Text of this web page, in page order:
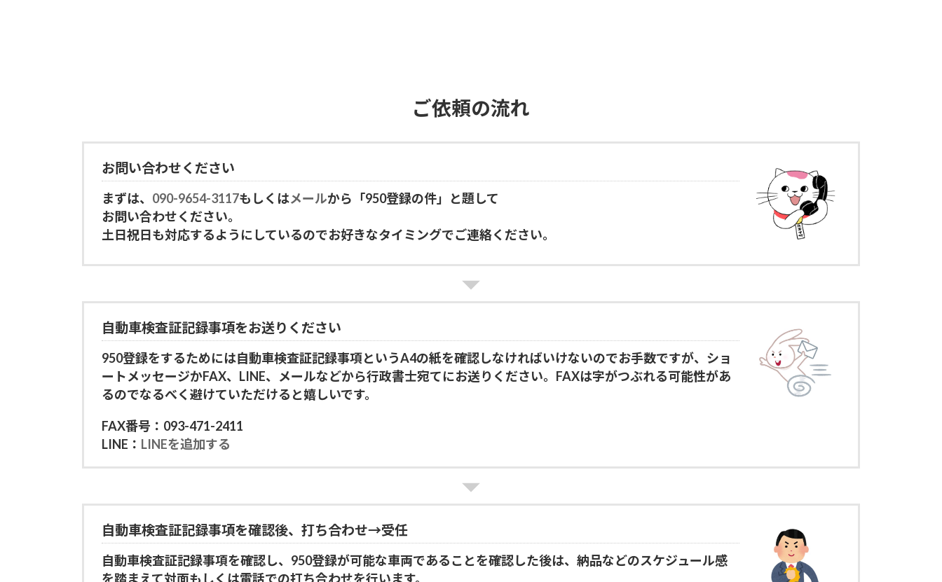
ご依頼の流れ
お問い合わせください
まずは、 090-9654-3117もしくはメールから「950登録の件」と題して
お問い合わせください。
土日祝日も対応するようにしているのでお好きなタイミングでご連絡ください。
自動車検査証記録事項をお送りください
950登録をするためには自動車検査証記録事項というA4の紙を確認しなければいけないのでお手数ですが、ショ
ートメッセージかFAX、LINE、メールなどから行政書士宛てにお送りください。FAXは字がつぶれる可能性があ
るのでなるべく避けていただけると嬉しいです。
FAX番号：093-471-2411
LINE： LINEを追加する
自動車検査証記録事項を確認後、打ち合わせ→受任
自動車検査証記録事項を確認し、950登録が可能な車両であることを確認した後は、納品などのスケジュール感
を踏まえて対面もしくは電話での打ち合わせを行います。